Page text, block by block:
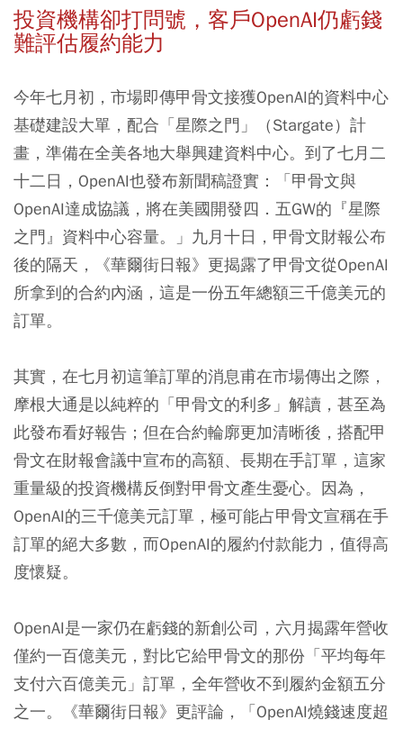
投資機構卻打問號，客戶OpenAI仍虧錢
難評估履約能力
今年七月初，市場即傳甲骨文接獲OpenAI的資料中心
基礎建設大單，配合「星際之門」（Stargate）計
畫，準備在全美各地大舉興建資料中心。到了七月二
十二日，OpenAI也發布新聞稿證實：「甲骨文與
OpenAI達成協議，將在美國開發四．五GW的『星際
之門』資料中心容量。」九月十日，甲骨文財報公布
後的隔天，《華爾街日報》更揭露了甲骨文從OpenAI
所拿到的合約內涵，這是一份五年總額三千億美元的
訂單。
其實，在七月初這筆訂單的消息甫在市場傳出之際，
摩根大通是以純粹的「甲骨文的利多」解讀，甚至為
此發布看好報告；但在合約輪廓更加清晰後，搭配甲
骨文在財報會議中宣布的高額、長期在手訂單，這家
重量級的投資機構反倒對甲骨文產生憂心。因為，
OpenAI的三千億美元訂單，極可能占甲骨文宣稱在手
訂單的絕大多數，而OpenAI的履約付款能力，值得高
度懷疑。
OpenAI是一家仍在虧錢的新創公司，六月揭露年營收
僅約一百億美元，對比它給甲骨文的那份「平均每年
支付六百億美元」訂單，全年營收不到履約金額五分
之一。《華爾街日報》更評論，「OpenAI燒錢速度超